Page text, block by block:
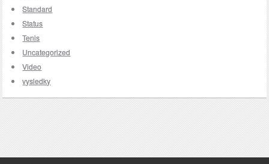
Standard
Status
Tenis
Uncategorized
Video
vysledky